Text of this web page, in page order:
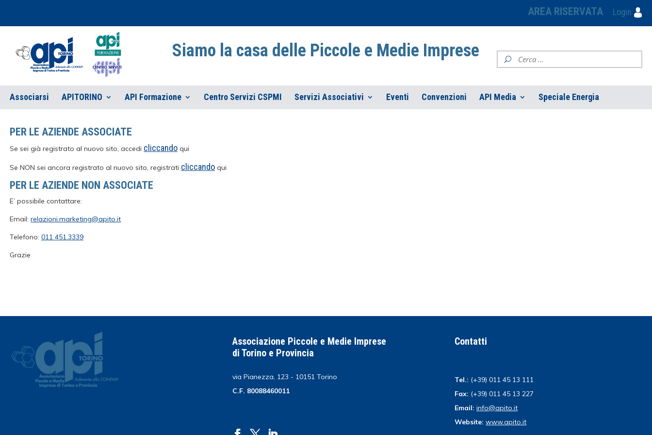
AREA RISERVATA Login
Siamo la casa delle Piccole e Medie Imprese
Associarsi APITORINO API Formazione Centro Servizi CSPMI Servizi Associativi Eventi Convenzioni API Media Speciale Energia
PER LE AZIENDE ASSOCIATE
Se sei già registrato al nuovo sito, accedi cliccando qui
Se NON sei ancora registrato al nuovo sito, registrati cliccando qui
PER LE AZIENDE NON ASSOCIATE
E’ possibile contattare:
Email: relazioni.marketing@apito.it
Telefono: 011 451.3339
Grazie
Associazione Piccole e Medie Imprese
di Torino e Provincia
via Pianezza, 123 - 10151 Torino
C.F. 80088460011
Contatti
Tel.: (+39) 011 45 13 111
Fax: (+39) 011 45 13 227
Email: info@apito.it
Website: www.apito.it